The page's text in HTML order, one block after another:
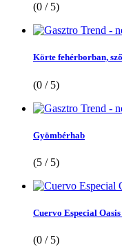
(0 / 5)
Körte fehérborban,
(0 / 5)
Gyömbérhab
(5 / 5)
Cuervo Especial
(0 / 5)